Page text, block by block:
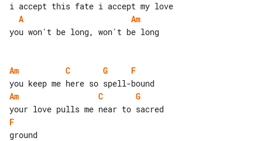
A
Am
you won't be long, won't be long
Am C G
F
Am
C
G
F